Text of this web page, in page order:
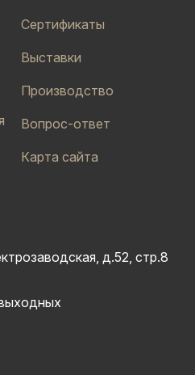
Сертификаты
Выставки
Производство
Вопрос-ответ
Карта сайта
д.52, стр.8